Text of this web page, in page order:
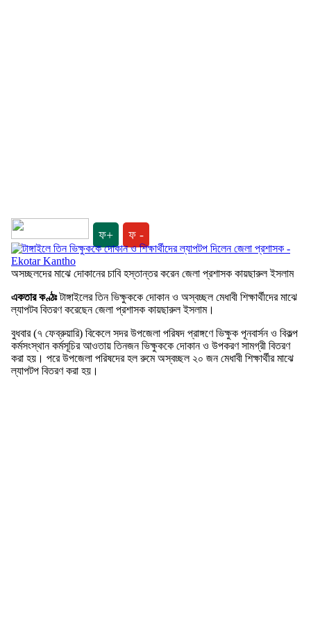
ফ+ ফ -
অসচ্ছলদের মাঝে দোকানের চাবি হস্তান্তর করেন জেলা প্রশাসক কায়ছারুল ইসলাম
একতার কণ্ঠঃটাঙ্গাইলের তিন ভিক্ষুককে দোকান ও অস্বচ্ছল মেধাবী শিক্ষার্থীদের মাঝে
ল্যাপটব বিতরণ করেছেন জেলা প্রশাসক কায়ছারুল ইসলাম।
বুধবার (৭ ফেব্রুয়ারি) বিকেলে সদর উপজেলা পরিষদ প্রাঙ্গণে ভিক্ষুক পূনবার্সন ও বিকল্প
কর্মসংস্থান কর্মসূচির আওতায় তিনজন ভিক্ষুককে দোকান ও উপকরণ সামগ্রী বিতরণ
করা হয়। পরে উপজেলা পরিষদের হল রুমে অস্বচ্ছল ২০ জন মেধাবী শিক্ষার্থীর মাঝে
ল্যাপটপ বিতরণ করা হয়।